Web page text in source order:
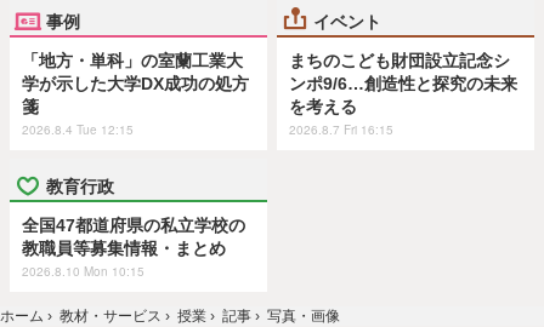
事例
「地方・単科」の室蘭工業大
学が示した大学DX成功の処方
箋
2026.8.4 Tue 12:15
イベント
まちのこども財団設立記念シ
ンポ9/6…創造性と探究の未来
を考える
2026.8.7 Fri 16:15
教育行政
全国47都道府県の私立学校の
教職員等募集情報・まとめ
2026.8.10 Mon 10:15
ホーム › 教材・サービス › 授業 › 記事 › 写真・画像